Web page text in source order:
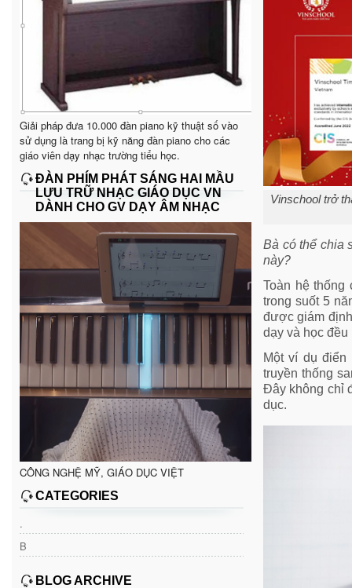
Giải pháp đưa 10.000 đàn piano kỹ thuật số vào
sử dụng là trang bị kỹ năng đàn piano cho các
giáo viên dạy nhạc trường tiểu học.
ĐÀN PHÍM PHÁT SÁNG HAI MẦU
LƯU TRỮ NHẠC GIÁO DỤC VN
DÀNH CHO GV DẠY ÂM NHẠC
CÔNG NGHỆ MỸ, GIÁO DỤC VIỆT
CATEGORIES
.
B
BLOG ARCHIVE
Vinschool trở
Bà có thể chia
này?
Toàn hệ thống
trong suốt 5
được giám
dạy và học đều
Một ví dụ
truyền thống
Đây không chỉ
dục.